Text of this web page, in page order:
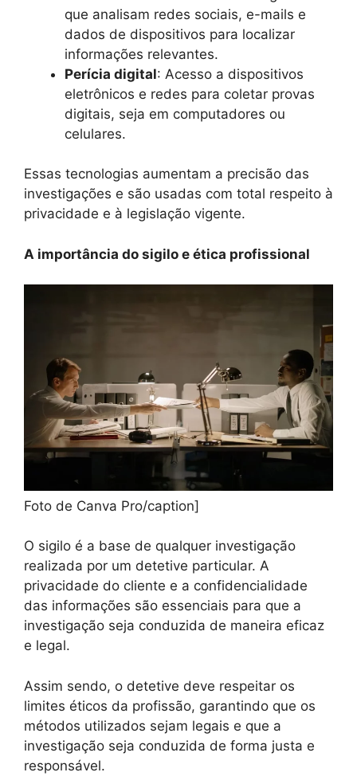
que analisam redes sociais, e-mails e
dados de dispositivos para localizar
informações relevantes.
Perícia digital: Acesso a dispositivos
eletrônicos e redes para coletar provas
digitais, seja em computadores ou
celulares.
Essas tecnologias aumentam a precisão das
investigações e são usadas com total respeito à
privacidade e à legislação vigente.
A importância do sigilo e ética profissional
Foto de Canva Pro/caption]
O sigilo é a base de qualquer investigação
realizada por um detetive particular. A
privacidade do cliente e a confidencialidade
das informações são essenciais para que a
investigação seja conduzida de maneira eficaz
e legal.
Assim sendo, o detetive deve respeitar os
limites éticos da profissão, garantindo que os
métodos utilizados sejam legais e que a
investigação seja conduzida de forma justa e
responsável.